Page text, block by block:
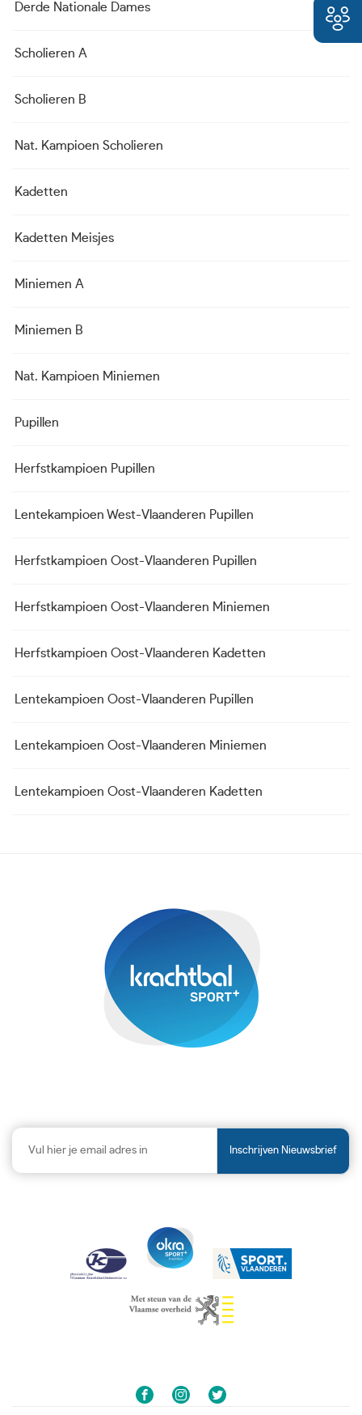
Derde Nationale Dames
Scholieren A
Scholieren B
Nat. Kampioen Scholieren
Kadetten
Kadetten Meisjes
Miniemen A
Miniemen B
Nat. Kampioen Miniemen
Pupillen
Herfstkampioen Pupillen
Lentekampioen West-Vlaanderen Pupillen
Herfstkampioen Oost-Vlaanderen Pupillen
Herfstkampioen Oost-Vlaanderen Miniemen
Herfstkampioen Oost-Vlaanderen Kadetten
Lentekampioen Oost-Vlaanderen Pupillen
Lentekampioen Oost-Vlaanderen Miniemen
Lentekampioen Oost-Vlaanderen Kadetten
Inschrijven Nieuwsbrief